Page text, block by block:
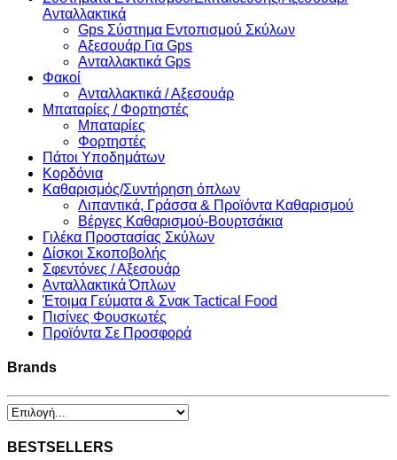
Ανταλλακτικά
Gps Σύστημα Εντοπισμού Σκύλων
Αξεσουάρ Για Gps
Ανταλλακτικά Gps
Φακοί
Ανταλλακτικά / Αξεσουάρ
Μπαταρίες / Φορτηστές
Μπαταρίες
Φορτηστές
Πάτοι Υποδημάτων
Κορδόνια
Καθαρισμός/Συντήρηση όπλων
Λιπαντικά, Γράσσα & Προϊόντα Καθαρισμού
Βέργες Καθαρισμού-Βουρτσάκια
Γιλέκα Προστασίας Σκύλων
Δίσκοι Σκοποβολής
Σφεντόνες / Αξεσουάρ
Ανταλλακτικά Όπλων
Έτοιμα Γεύματα & Σνακ Tactical Food
Πισίνες Φουσκωτές
Προϊόντα Σε Προσφορά
Brands
BESTSELLERS